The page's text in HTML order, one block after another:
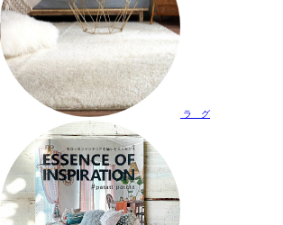
ラ グ